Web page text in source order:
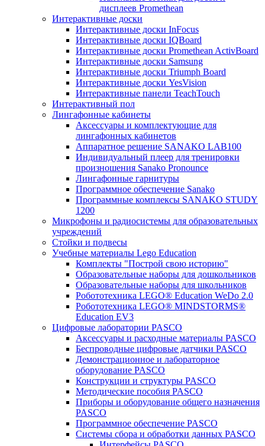
дисплеев Promethean
Интерактивные доски
Интерактивные доски InFocus
Интерактивные доски IQBoard
Интерактивные доски Promethean ActivBoard
Интерактивные доски Samsung
Интерактивные доски Triumph Board
Интерактивные доски YesVision
Интерактивные панели TeachTouch
Интерактивный пол
Лингафонные кабинеты
Аксессуары и комплектующие для
лингафонных кабинетов
Аппаратное решение SANAKO LAB100
Индивидуальный плеер для тренировки
произношения Sanako Pronounce
Лингафонные гарнитуры
Программное обеспечение Sanako
Программные комплексы SANAKO STUDY
1200
Микрофоны и радиосистемы для образовательных
учреждений
Стойки и подвесы
Учебные материалы Lego Education
Комплекты "Построй свою историю"
Образовательные наборы для дошкольников
Образовательные наборы для школьников
Робототехника LEGO® Education WeDo 2.0
Робототехника LEGO® MINDSTORMS®
Education EV3
Цифровые лаборатории PASCO
Аксессуары и расходные материалы PASCO
Беспроводные цифровые датчики PASCO
Демонстрационное и лабораторное
оборудование PASCO
Конструкции и структуры PASCO
Методические пособия PASCO
Приборы и оборудование общего назначения
PASCO
Программное обеспечение PASCO
Системы сбора и обработки данных PASCO